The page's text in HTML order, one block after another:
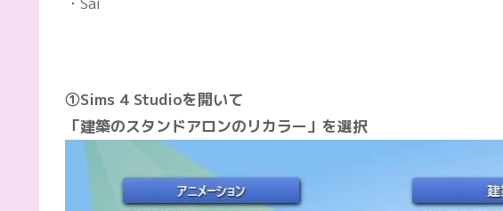
①Sims 4 Studioを開いて
「建築のスタンドアロンのリカラー」を選択